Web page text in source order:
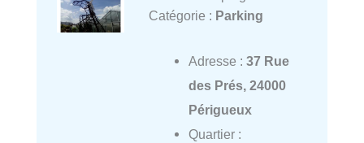
Catégorie : Parking
Adresse : 37 Rue
des Prés, 24000
Périgueux
Quartier :